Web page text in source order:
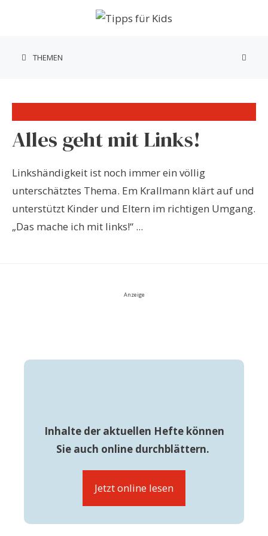
THEMEN
Alles geht mit Links!
Linkshändigkeit ist noch immer ein völlig
unterschätztes Thema. Em Krallmann klärt auf und
unterstützt Kinder und Eltern im richtigen Umgang.
„Das mache ich mit links!“ ...
Anzeige
Inhalte der aktuellen Hefte können
Sie auch online durchblättern.
Jetzt online lesen